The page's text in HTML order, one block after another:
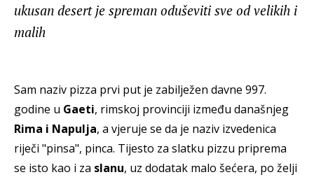
ukusan desert je spreman oduševiti sve od velikih i
malih
Sam naziv pizza prvi put je zabilježen davne 997.
godine u Gaeti, rimskoj provinciji između današnjeg
Rima i Napulja, a vjeruje se da je naziv izvedenica
riječi "pinsa", pinca. Tijesto za slatku pizzu priprema
se isto kao i za slanu, uz dodatak malo šećera, po želji